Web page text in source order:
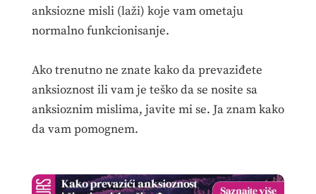
anksiozne misli (laži) koje vam ometaju
normalno funkcionisanje.
Ako trenutno ne znate kako da prevaziđete
anksioznost ili vam je teško da se nosite sa
anksioznim mislima, javite mi se. Ja znam kako
da vam pomognem.